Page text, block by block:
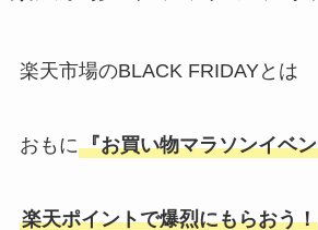
楽天市場のBLACK FRIDAYとは
おもに『お買い物マラソンイベ
楽天ポイントで爆烈にもらおう！